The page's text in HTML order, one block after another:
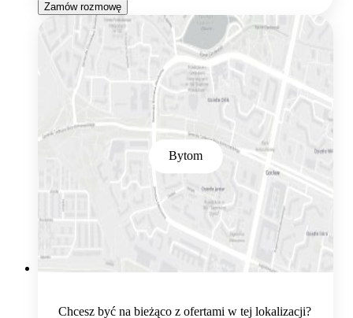
Zamów rozmowę
Bytom
Chcesz być na bieżąco z ofertami w tej lokalizacji?